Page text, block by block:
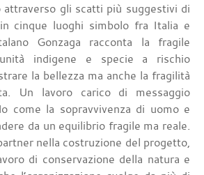
attraverso gli scatti più suggestivi di
cinque luoghi simbolo fra Italia e
Gonzaga racconta la fragile
indigene e specie a rischio
la bellezza ma anche la fragilità
Un lavoro carico di messaggio
come la sopravvivenza di uomo e
da un equilibrio fragile ma reale.
nella costruzione del progetto,
di conservazione della natura e